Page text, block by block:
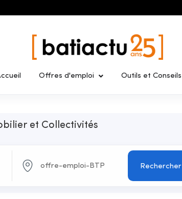
Offres d'emploi Outils et Conseils
et Collectivités
Rechercher